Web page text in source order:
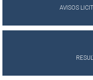
AVISOS